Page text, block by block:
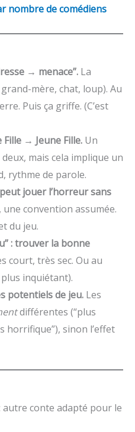
nombre de comédiens
→ menace”. La
mère, chat, loup). Au
Puis ça griffe. (C’est
→ Jeune Fille. Un
mais cela implique un
rythme de parole.
jouer l’horreur sans
convention assumée.
du jeu.
: trouver la bonne
court, très sec. Ou au
inquiétant).
potentiels de jeu. Les
différentes (“plus
horrifique”), sinon l’effet
: autre conte adapté pour le